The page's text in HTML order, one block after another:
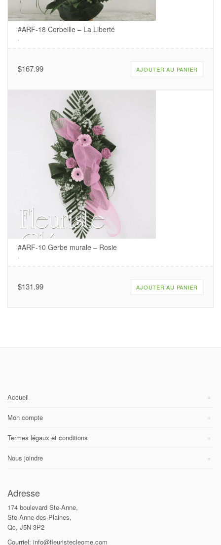
#ARF-18 Corbeille – La Liberté
$167.99 AJOUTER AU PANIER
#ARF-10 Gerbe murale – Rosie
$131.99 AJOUTER AU PANIER
Accueil
Mon compte
Termes légaux et conditions
Nous joindre
Adresse
174 boulevard Ste-Anne,
Ste-Anne-des-Plaines,
Qc, J5N 3P2
Courriel: info@fleuristecleome.com